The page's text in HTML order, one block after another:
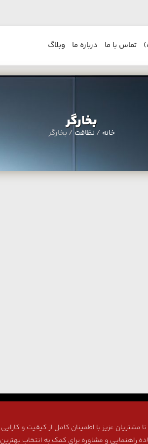
تماس با ما درباره ما وبلاگ
بخارگر
خانه / نظافت / بخارگر
عزیز با اطمینان کامل از کیفیت و کارایی
راهنمایی و مشاوره برای کمک به انتخاب بهترین